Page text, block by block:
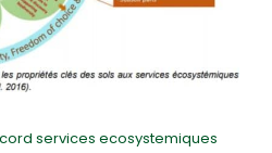
services ecosystemiques